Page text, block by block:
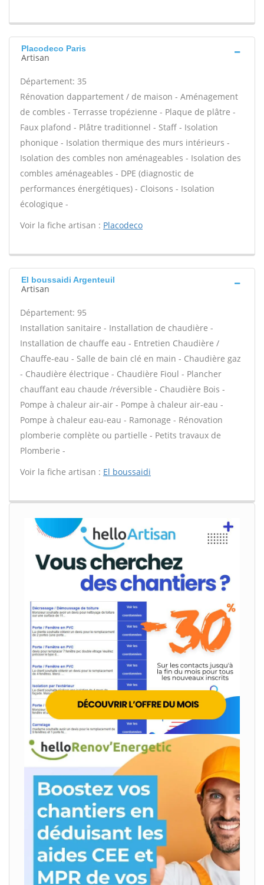
Placodeco Paris
Artisan
Département: 35
Rénovation dappartement / de maison - Aménagement
de combles - Terrasse tropézienne - Plaque de plâtre -
Faux plafond - Plâtre traditionnel - Staff - Isolation
phonique - Isolation thermique des murs intérieurs -
Isolation des combles non aménageables - Isolation des
combles aménageables - DPE (diagnostic de
performances énergétiques) - Cloisons - Isolation
écologique -
Voir la fiche artisan : Placodeco
El boussaidi Argenteuil
Artisan
Département: 95
Installation sanitaire - Installation de chaudière -
Installation de chauffe eau - Entretien Chaudière /
Chauffe-eau - Salle de bain clé en main - Chaudière gaz
- Chaudière électrique - Chaudière Fioul - Plancher
chauffant eau chaude /réversible - Chaudière Bois -
Pompe à chaleur air-air - Pompe à chaleur air-eau -
Pompe à chaleur eau-eau - Ramonage - Rénovation
plomberie complète ou partielle - Petits travaux de
Plomberie -
Voir la fiche artisan : El boussaidi